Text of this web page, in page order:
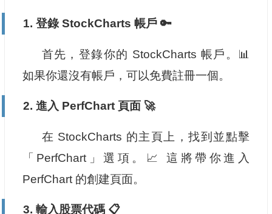
1. 登錄 StockCharts 帳戶 🔑
首先，登錄你的 StockCharts 帳戶。📊
如果你還沒有帳戶，可以免費註冊一個。
2. 進入 PerfChart 頁面 🚀
在 StockCharts 的主頁上，找到並點擊
「PerfChart」選項。📈 這將帶你進入
PerfChart 的創建頁面。
3. 輸入股票代碼 📋